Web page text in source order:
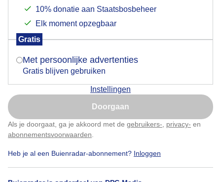
10% donatie aan Staatsbosbeheer
Elk moment opzegbaar
Gratis
Met persoonlijke advertenties
Gratis blijven gebruiken
Instellingen
Doorgaan
Als je doorgaat, ga je akkoord met de gebruikers- privacy- en
abonnementsvoorwaarden
Heb je al een Buienradar-abonnement? Inloggen
Door: public Gemaakt: 08-06-2026, 54x bekeken
verschijnt er zo een pop-up uit je browser waarin
Is goed, toon de popup
Nu niet, misschien later
Klik hierom dit aan te passen